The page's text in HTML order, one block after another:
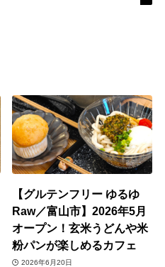
【グルテンフリー ゆるゆ
Raw／富山市】2026年5月
オープン！玄米うどんや米
粉パンが楽しめるカフェ
2026年6月20日